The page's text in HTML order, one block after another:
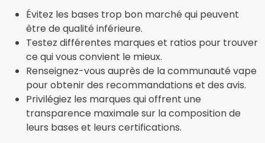
Évitez les bases trop bon marché qui peuvent
être de qualité inférieure.
Testez différentes marques et ratios pour trouver
ce qui vous convient le mieux.
Renseignez-vous auprès de la communauté vape
pour obtenir des recommandations et des avis.
Privilégiez les marques qui offrent une
transparence maximale sur la composition de
leurs bases et leurs certifications.